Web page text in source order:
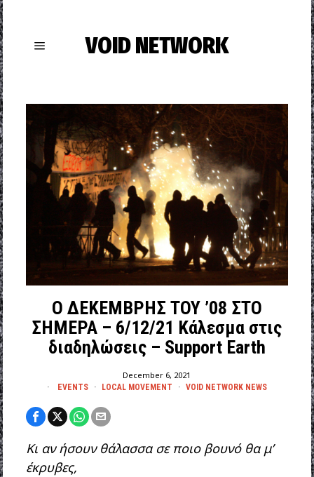
VOID NETWORK
O ΔΕΚΕΜΒΡΗΣ ΤΟΥ ’08 ΣΤΟ
ΣΗΜΕΡΑ – 6/12/21 Κάλεσμα στις
διαδηλώσεις – Support Earth
December 6, 2021
EVENTS · LOCAL MOVEMENT · VOID NETWORK NEWS
Κι αν ήσουν θάλασσα σε ποιο βουνό θα μ’
έκρυβες,